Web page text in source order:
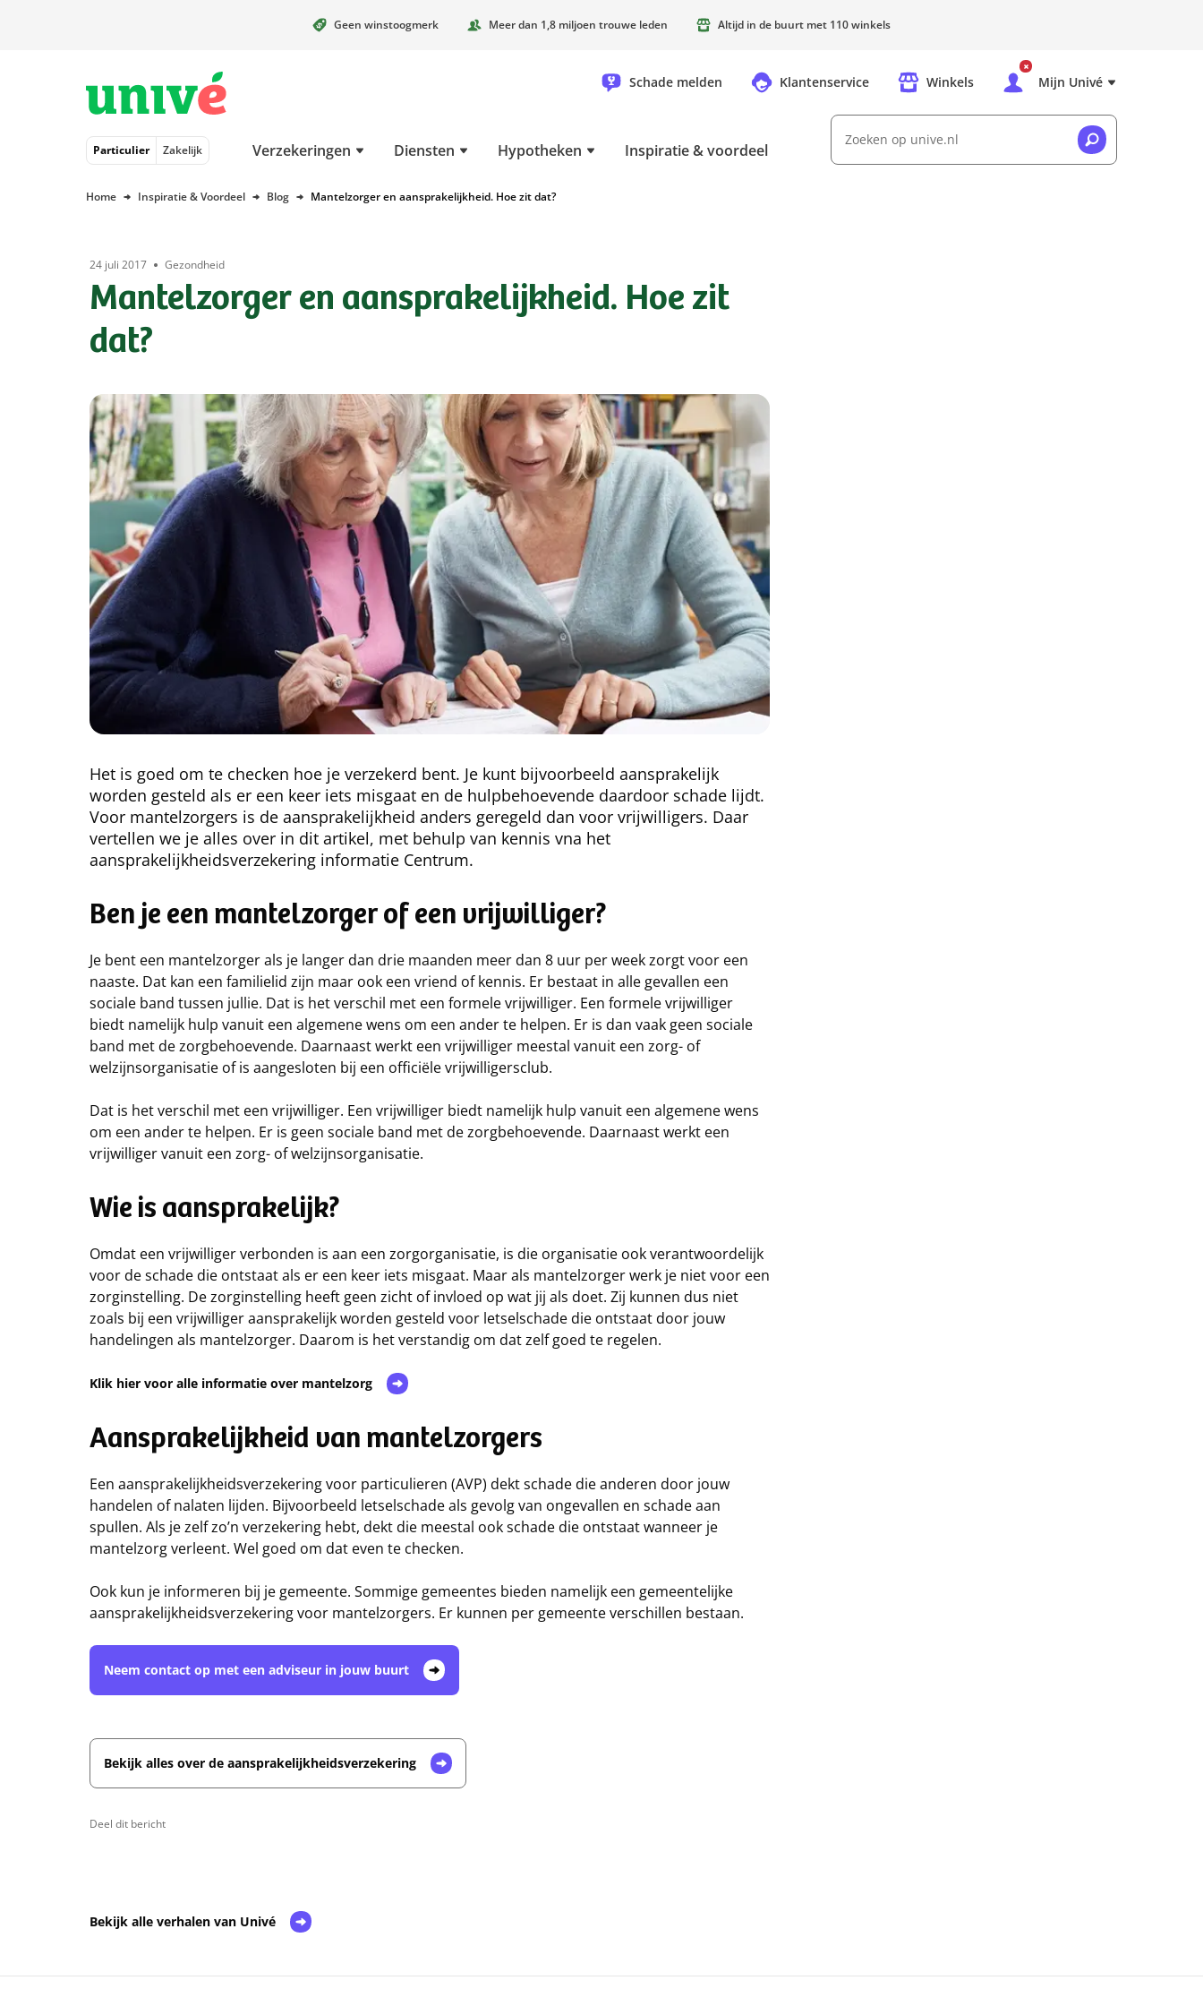
Geen winstoogmerk Meer dan 1,8 miljoen trouwe leden Altijd in de buurt met 110 winkels
Schade melden Klantenservice Winkels Mijn Univé
Particulier Zakelijk Verzekeringen Diensten Hypotheken Inspiratie & voordeel
Zoeken op unive.nl
Home Inspiratie & Voordeel Blog Mantelzorger en aansprakelijkheid. Hoe zit dat?
24 juli 2017 Gezondheid
Mantelzorger en aansprakelijkheid. Hoe zit
dat?
Het is goed om te checken hoe je verzekerd bent. Je kunt bijvoorbeeld aansprakelijk
worden gesteld als er een keer iets misgaat en de hulpbehoevende daardoor schade lijdt.
Voor mantelzorgers is de aansprakelijkheid anders geregeld dan voor vrijwilligers. Daar
vertellen we je alles over in dit artikel, met behulp van kennis vna het
aansprakelijkheidsverzekering informatie Centrum.
Ben je een mantelzorger of een vrijwilliger?
Je bent een mantelzorger als je langer dan drie maanden meer dan 8 uur per week zorgt voor een
naaste. Dat kan een familielid zijn maar ook een vriend of kennis. Er bestaat in alle gevallen een
sociale band tussen jullie. Dat is het verschil met een formele vrijwilliger. Een formele vrijwilliger
biedt namelijk hulp vanuit een algemene wens om een ander te helpen. Er is dan vaak geen sociale
band met de zorgbehoevende. Daarnaast werkt een vrijwilliger meestal vanuit een zorg- of
welzijnsorganisatie of is aangesloten bij een officiële vrijwilligersclub.
Dat is het verschil met een vrijwilliger. Een vrijwilliger biedt namelijk hulp vanuit een algemene wens
om een ander te helpen. Er is geen sociale band met de zorgbehoevende. Daarnaast werkt een
vrijwilliger vanuit een zorg- of welzijnsorganisatie.
Wie is aansprakelijk?
Omdat een vrijwilliger verbonden is aan een zorgorganisatie, is die organisatie ook verantwoordelijk
voor de schade die ontstaat als er een keer iets misgaat. Maar als mantelzorger werk je niet voor een
zorginstelling. De zorginstelling heeft geen zicht of invloed op wat jij als doet. Zij kunnen dus niet
zoals bij een vrijwilliger aansprakelijk worden gesteld voor letselschade die ontstaat door jouw
handelingen als mantelzorger. Daarom is het verstandig om dat zelf goed te regelen.
Klik hier voor alle informatie over mantelzorg
Aansprakelijkheid van mantelzorgers
Een aansprakelijkheidsverzekering voor particulieren (AVP) dekt schade die anderen door jouw
handelen of nalaten lijden. Bijvoorbeeld letselschade als gevolg van ongevallen en schade aan
spullen. Als je zelf zo’n verzekering hebt, dekt die meestal ook schade die ontstaat wanneer je
mantelzorg verleent. Wel goed om dat even te checken.
Ook kun je informeren bij je gemeente. Sommige gemeentes bieden namelijk een gemeentelijke
aansprakelijkheidsverzekering voor mantelzorgers. Er kunnen per gemeente verschillen bestaan.
Neem contact op met een adviseur in jouw buurt
Bekijk alles over de aansprakelijkheidsverzekering
Deel dit bericht
Bekijk alle verhalen van Univé